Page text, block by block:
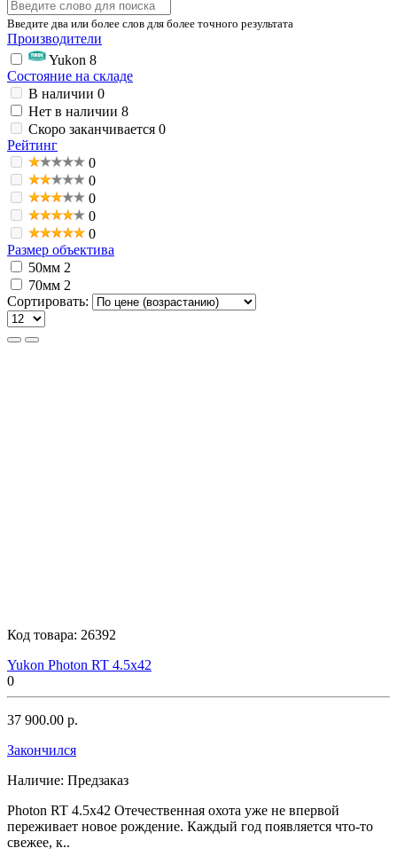
Введите два или более слов для более точного результата
Производители
Yukon 8
Состояние на складе
В наличии 0
Нет в наличии 8
Скоро заканчивается 0
Рейтинг
0
0
0
0
0
Размер объектива
50мм 2
70мм 2
Сортировать:
Код товара: 26392
Yukon Photon RT 4.5x42
0
37 900.00 р.
Закончился
Наличие: Предзаказ
Photon RT 4.5x42 Отечественная охота уже не впервой
переживает новое рождение. Каждый год появляется что-то
свежее, к..